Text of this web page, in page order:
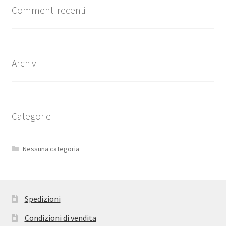
Commenti recenti
Archivi
Categorie
Nessuna categoria
Spedizioni
Condizioni di vendita